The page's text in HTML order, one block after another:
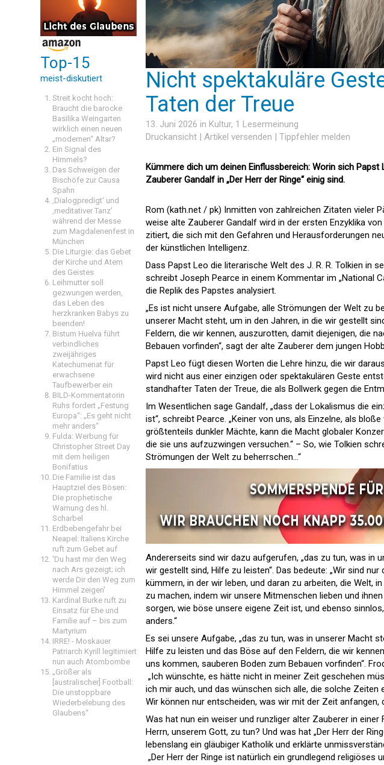
Top-15
meist-diskutiert
Streit kocht hoch:
Braucht die barocke
Basilika Weingarten
wirklich einen neuen
„modernen“ Altar?
Ein Signal des
Himmels?
Das Schweigen der
Bischöfe zur Causa
Spahn
‚Dialogpredigt‘ und
‚meditativer Tanz’
während der Messe
zum Magdalenenfest in
München
Die Liturgie: das Gebet
der Kirche und Atem
des Geistes
Leihmutter soll
gezwungen werden,
das Leben des
herzkranken Babys zu
beenden!
Bistum Huelva führt
verbindliches
zweijähriges
Katechumenat für
erwachsene
Taufbewerber ein
BILD-Kommentatorin
Ruhs fordert „Festung
Europa“: „Es geht nicht
mehr anders“
Fulda: Werbung für
Christopher Street Day
mit dem heiligen
Bonifatius
Die Familie ist das
Hauptziel des Bösen:
Die prophetische
Warnung des hl.
Scharbel
Erdbebengefahr bei
Neapel: Italiens Kirche
ruft zum Gebet auf
'Du hast mir den Weg
nach Ars gezeigt; ich
werde Dir den Weg zum
Himmel zeigen'
Kardinal Burke ruft zu
Einsatz für Ehe und
Familie auf – bis zum
Martyrium
IRRE! - Moskauer
Patriarch Kyrill legitimiert
nun auch Atombombe
„Größer als
[australischer] Football:
Die unstoppbare
Wiederbelebung des
Glaubens“
Nicht spektakuläre
Taten der Treue
13. Juni 2026 in Kultur, 1 Lesermeinung
Druckansicht | Artikel versenden | Tippfehler melden
Kümmere dich um deinen Einflussbereich: Worin sich Papst
Zauberer Gandalf in „Der Herr der Ringe“ einig sind.
Rom (kath.net / pk) Inmitten von zahlreichen Zitaten vieler
weise alte Zauberer Gandalf wird in der ersten Enzyklika
zitiert, die sich mit den Gefahren und Herausforderungen
der künstlichen Intelligenz.
Dass Papst Leo die literarische Welt des J. R. R. Tolkien in
schreibt Joseph Pearce in einem Kommentar im „National
die Replik des Papstes analysiert.
„Es ist nicht unsere Aufgabe, alle Strömungen der Welt zu
unserer Macht steht, um in den Jahren, in die wir gestellt
Feldern, die wir kennen, auszurotten, damit diejenigen, die
Bebauen vorfinden“, sagt der alte Zauberer dem jungen
Papst Leo fügt diesen Worten die Lehre hinzu, die wir
wird nicht aus einer einzigen oder spektakulären Geste
standhafter Taten der Treue, die als Bollwerk gegen die
Im Wesentlichen sage Gandalf, „dass der Lokalismus die
ist“, schreibt Pearce. „Keiner von uns, als Einzelne, als
größtenteils dunkler Mächte, kann die Macht globaler
die sie uns aufzuzwingen versuchen.“ – So, wie Tolkien
Strömungen der Welt zu beherrschen…“
Andererseits sind wir dazu aufgerufen, „das zu tun, was in
wir gestellt sind, Hilfe zu leisten“. Das bedeute: „Wir sind
kümmern, in der wir leben, und daran zu arbeiten, die Welt,
zu machen, indem wir unsere Mitmenschen lieben und
sorgen, wie böse unsere eigene Zeit ist, und ebenso
anders.“
Es sei unsere Aufgabe, „das zu tun, was in unserer Macht
Hilfe zu leisten und das Böse auf den Feldern, die wir
uns kommen, sauberen Boden zum Bebauen vorfinden“.
„Ich wünschte, es hätte nicht in meiner Zeit geschehen
ich mir auch, und das wünschen sich alle, die solche Zeiten
Wir können nur entscheiden, was wir mit der Zeit anfangen,
Was hat nun ein weiser und runzliger alter Zauberer in
Herrn, unserem Gott, zu tun? Und was hat „Der Herr der
lebenslang ein gläubiger Katholik und erklärte
„Der Herr der Ringe ist natürlich ein grundlegend religiöses